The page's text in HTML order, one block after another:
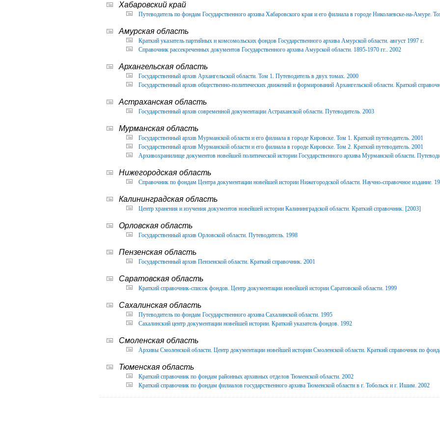
Хабаровский край
Путеводитель по фондам Государственного архива Хабаровского края и его филиала в городе Николаевске-на-Амуре.
Амурская область
Краткий указатель партийных и комсомольских фондов Государственного архива Амурской области. август 1997 г.
Справочник рассекреченных документов Государственного архива Амурской области. 1895-1970 гг.. 2002
Архангельская область
Государственный архив Архангельской области. Том 1. Путеводитель в двух томах. 2000
Государственный архив общественно-политических движений и формирований Архангельской области. Краткий
Астраханская область
Государственный архив современной документации Астраханской области. Путеводитель. 2003
Мурманская область
Государственный архив Мурманской области и его филиала в городе Кировске. Том 1. Краткий путеводитель. 2001
Государственный архив Мурманской области и его филиала в городе Кировске. Том 2. Краткий путеводитель. 2001
Архивохранилище документов новейшей политической истории Государственного архива Мурманской области.
Нижегородская область
Справочник по фондам Центра документации новейшей истории Нижегородской области. Научно-справочное издание.
Калининградская область
Центр хранения и изучения документов новейшей истории Калининградской области. Краткий справочник. [2003]
Орловская область
Государственный архив Орловской области. Путеводитель. 1998
Пензенская область
Государственный архив Пензенской области. Краткий справочник. 2001
Саратовская область
Краткий справочник-список фондов. Центр документации новейшей истории Саратовской области. 1999
Сахалинская область
Путеводитель по фондам Государственного архива Сахалинской области. 1995
Сахалинский центр документации новейшей истории. Краткий указатель фондов. 1992
Смоленская область
Архивы Смоленской области. Центр документации новейшей истории Смоленской области. Краткий справочник по
Тюменская область
Краткий справочник по фондам районных архивных отделов Тюменской области. 2002
Краткий справочник по фондам филиалов государственного архива Тюменской области в г. Тобольск и г. Ишим. 2002